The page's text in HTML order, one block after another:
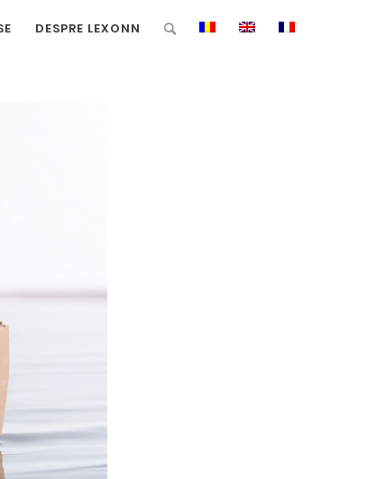
DESPRE LEXONN